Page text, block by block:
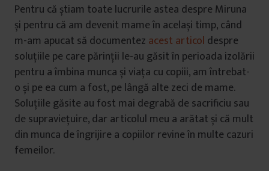
Pentru că știam toate lucrurile astea despre Miruna
și pentru că am devenit mame în același timp, când
m-am apucat să documentez acest articol despre
soluțiile pe care părinții le-au găsit în perioada izolării
pentru a îmbina munca și viața cu copiii, am întrebat-
o și pe ea cum a fost, pe lângă alte zeci de mame.
Soluțiile găsite au fost mai degrabă de sacrificiu sau
de supraviețuire, dar articolul meu a arătat și că mult
din munca de îngrijire a copiilor revine în multe cazuri
femeilor.